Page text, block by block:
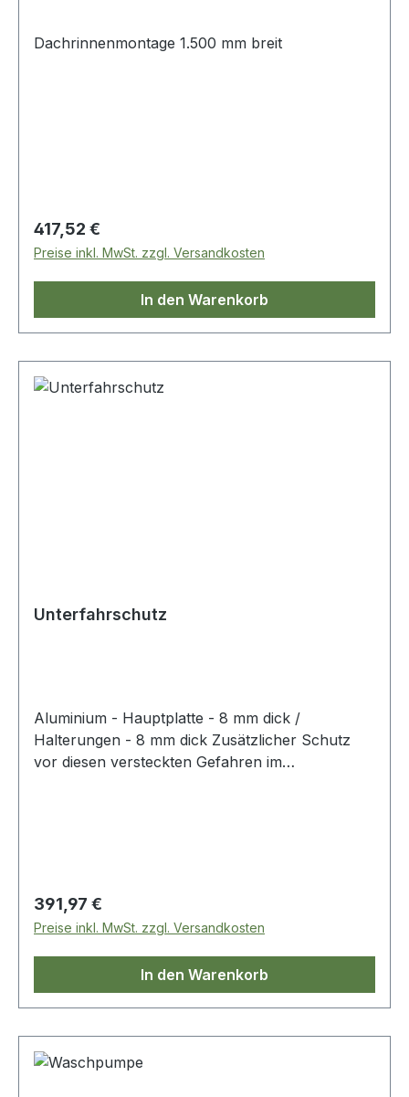
Dachrinnenmontage 1.500 mm breit
Regulärer Preis:
417,52 €
Preise inkl. MwSt. zzgl. Versandkosten
In den Warenkorb
Unterfahrschutz
Aluminium - Hauptplatte - 8 mm dick /
Halterungen - 8 mm dick Zusätzlicher Schutz
vor diesen versteckten Gefahren im
Gelände stoßen kann. Alle Befestigungen
werden mitgeliefert und der Schutz passt in die
bereits vorhandenen Löcher des Fahrzeugs. Der
Schutz hat vorne Löcher, um das Wasser
abzulassen und die Belüftung des Kühlsystems
zu unterstützen.
Regulärer Preis:
391,97 €
Preise inkl. MwSt. zzgl. Versandkosten
In den Warenkorb